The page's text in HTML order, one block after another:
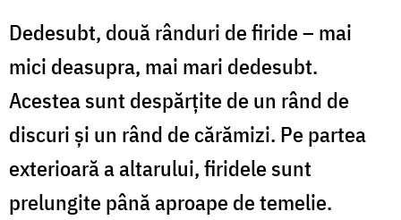
Dedesubt, două rânduri de firide – mai
mici deasupra, mai mari dedesubt.
Acestea sunt despărțite de un rând de
discuri și un rând de cărămizi. Pe partea
exterioară a altarului, firidele sunt
prelungite până aproape de temelie.